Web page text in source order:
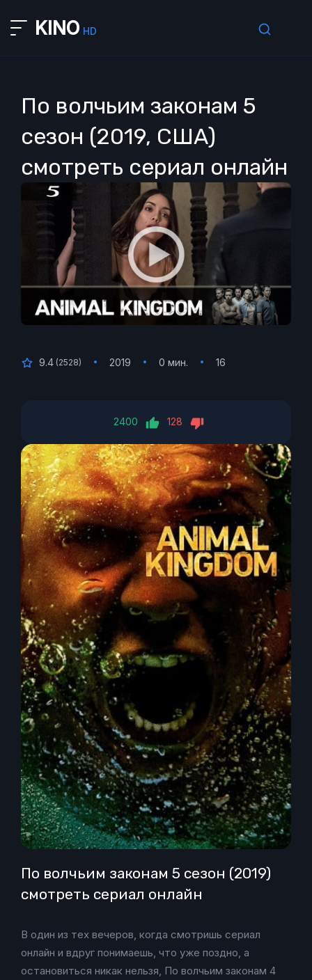
KINO HD
По волчьим законам 5
сезон (2019, США)
смотреть сериал онлайн
9.4 (2528) 2019 0 мин. 16
2400 128
По волчьим законам 5 сезон (2019)
смотреть сериал онлайн
В один из тех вечеров, когда смотришь сериал
онлайн и вдруг понимаешь, что уже поздно, а
остановиться никак нельзя, По волчьим законам 4